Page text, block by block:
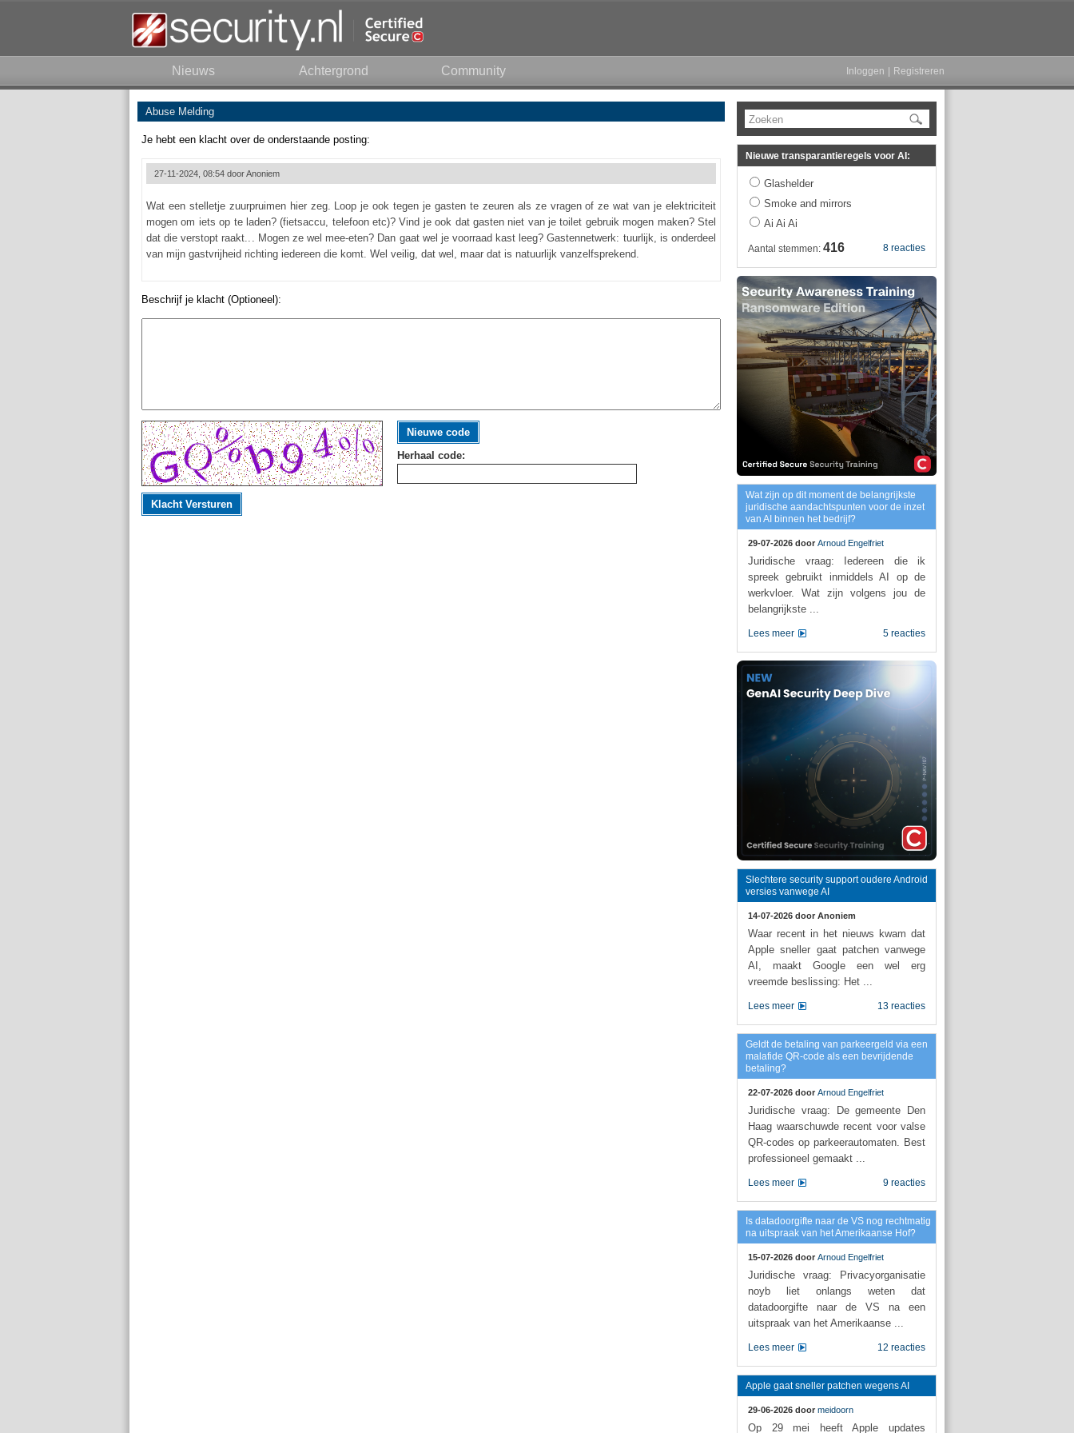
Nieuws Achtergrond Community Inloggen Registreren
Abuse Melding
Je hebt een klacht over de onderstaande posting:
27-11-2024, 08:54 doorAnoniem
Wat een stelletje zuurpruimen hier zeg. Loop je ook tegen je gasten te zeuren als ze vragen of ze wat van je elektriciteit
mogen om iets op te laden? (fietsaccu, telefoon etc)? Vind je ook dat gasten niet van je toilet gebruik mogen maken? Stel
dat die verstopt raakt... Mogen ze wel mee-eten? Dan gaat wel je voorraad kast leeg? Gastennetwerk: tuurlijk, is onderdeel
van mijn gastvrijheid richting iedereen die komt. Wel veilig, dat wel, maar dat is natuurlijk vanzelfsprekend.
Beschrijf je klacht (Optioneel):
Nieuwe code
Herhaal code:
Klacht Versturen
Zoeken
Nieuwe transparantieregels voor AI:
Glashelder
Smoke and mirrors
Ai Ai Ai
8 reacties
Aantal stemmen: 416
Wat zijn op dit moment de belangrijkste
juridische aandachtspunten voor de inzet
van AI binnen het bedrijf?
29-07-2026 door Arnoud Engelfriet
Juridische vraag: Iedereen die ik
spreek gebruikt inmiddels AI op de
werkvloer. Wat zijn volgens jou de
belangrijkste ...
5 reacties
Lees meer
Slechtere security support oudere Android
versies vanwege AI
14-07-2026 door Anoniem
Waar recent in het nieuws kwam dat
Apple sneller gaat patchen vanwege
AI, maakt Google een wel erg
vreemde beslissing: Het ...
13 reacties
Lees meer
Geldt de betaling van parkeergeld via een
malafide QR-code als een bevrijdende
betaling?
22-07-2026 door Arnoud Engelfriet
Juridische vraag: De gemeente Den
Haag waarschuwde recent voor valse
QR-codes op parkeerautomaten. Best
professioneel gemaakt ...
9 reacties
Lees meer
Is datadoorgifte naar de VS nog rechtmatig
na uitspraak van het Amerikaanse Hof?
15-07-2026 door Arnoud Engelfriet
Juridische vraag: Privacyorganisatie
noyb liet onlangs weten dat
datadoorgifte naar de VS na een
uitspraak van het Amerikaanse ...
12 reacties
Lees meer
Apple gaat sneller patchen wegens AI
29-06-2026 door meidoorn
Op 29 mei heeft Apple updates